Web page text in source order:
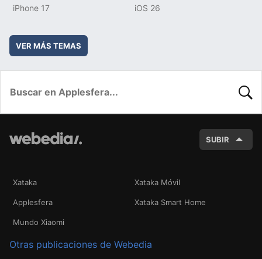
iPhone 17 iOS 26
VER MÁS TEMAS
SUBIR
Xataka Xataka Móvil
Applesfera Xataka Smart Home
Mundo Xiaomi
Otras publicaciones de Webedia